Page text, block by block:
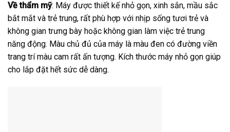
Về thẩm mỹ: Máy được thiết kế nhỏ gọn, xinh sắn, mầu sắc
bắt mắt và trẻ trung, rất phù hợp với nhịp sống tươi trẻ và
không gian trưng bày hoặc không gian làm việc trẻ trung
năng động. Màu chủ đủ của máy là màu đen có đường viền
trang trí màu cam rất ấn tượng. Kích thước máy nhỏ gọn giúp
cho lắp đặt hết sức dễ dàng.